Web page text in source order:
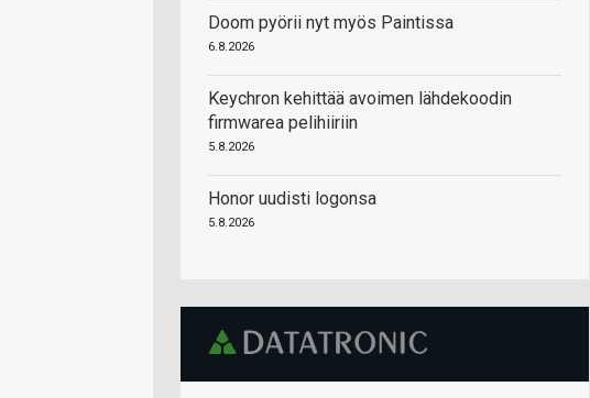
Doom pyörii nyt myös Paintissa
6.8.2026
Keychron kehittää avoimen lähdekoodin
firmwarea pelihiiriin
5.8.2026
Honor uudisti logonsa
5.8.2026